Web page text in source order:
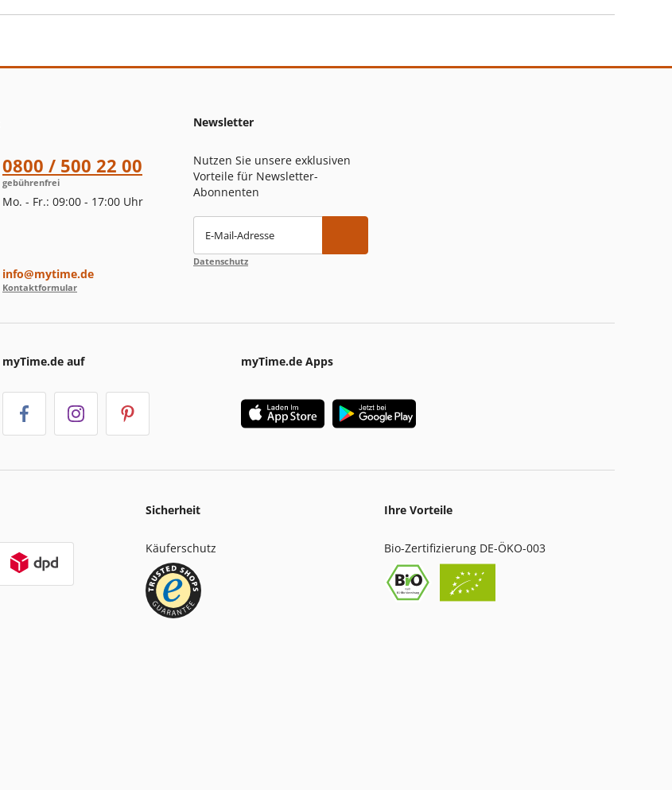
0800 / 500 22 00
gebührenfrei
Mo. - Fr.: 09:00 - 17:00 Uhr
info@mytime.de
Kontaktformular
Newsletter
Nutzen Sie unsere exklusiven
Vorteile für Newsletter-
Abonnenten
E-Mail-Adresse
Datenschutz
myTime.de auf myTime.de Apps
Sicherheit
Käuferschutz
Ihre Vorteile
Bio-Zertifizierung DE-ÖKO-003